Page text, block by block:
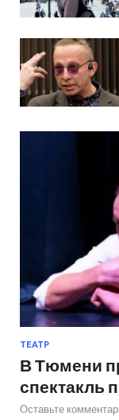
ТЕАТР
В Тюмени
спектакль
Оставьте